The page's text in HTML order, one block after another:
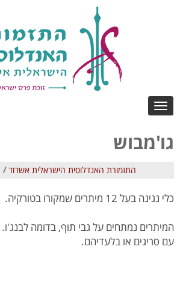
Toggle
navigation
גו'מבוש
התזמורת האנדלוסית הישראלית אשדוד/
כלי נגינה בעל 12 מיתרים שמקורו בטורקיה.
המיתרים נמתחים על גבי תוף, בדומה לבנג'ו.
עם סריגים או בלעדיהם.